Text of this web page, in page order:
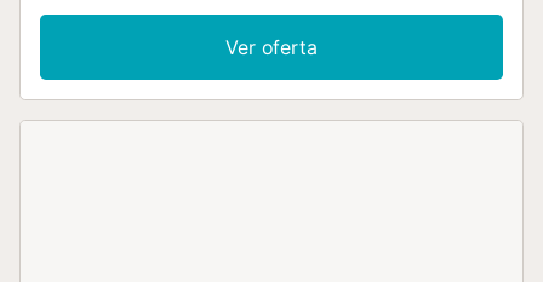
parque, cerca de Ciutadella y en una zona muy cómoda!
Diseñado para tus vacaciones, para la comodidad del
verano y de una estancia perfecta! ¡Esperamos tu visita!...
Ver oferta